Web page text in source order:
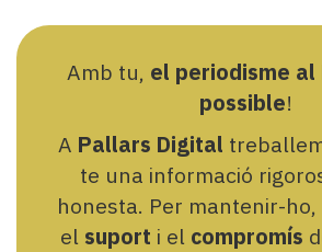
Amb tu, el periodisme al
possible!
A Pallars Digital
te una informació
honesta. Per mantenir-
el suport i el compromís